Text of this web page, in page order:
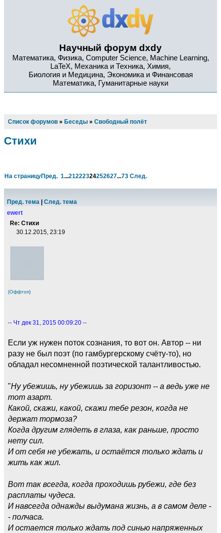
Научный форум dxdy
Математика, Физика, Computer Science, Machine Learning,
LaTeX, Механика и Техника, Химия,
Биология и Медицина, Экономика и Финансовая
Математика, Гуманитарные науки
Список форумов » Беседы » Свободный полёт
Стихи
На страницуПред. 1...21222324252627...73 След.
Пред. тема
След. тема
ewert
Re: Стихи
30.12.2015, 23:19
(Оффтоп)
-- Чт дек 31, 2015 00:09:20 --
Если уж нужен поток сознания, то вот он. Автор -- ни
разу не был поэт (по гамбургерскому счёту-то), но
обладал несомненной поэтической талантливостью.
"Ну убежишь, ну убежишь за горизонт -- а ведь уже не
тот азарт.
Какой, скажи, какой, скажи тебе резон, когда не
держат тормоза?
Когда другим глядеть в глаза, как раньше, просто
нету сил.
И от себя не убежать, и остаётся только ждать и
жить как жил.
Вот так всегда, когда проходишь рубежи, где без
расплаты чудеса.
И навсегда однажды выдумана жизнь, а в самом деле -
- полчаса.
И остается только ждать под синью напряженных